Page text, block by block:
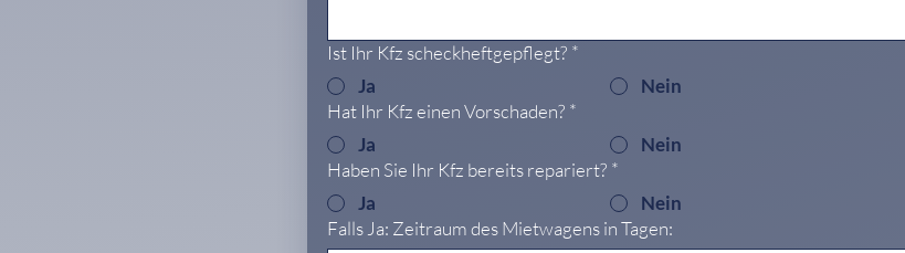
Ist Ihr Kfz scheckheftgepflegt? *
Ja
Nein
Hat Ihr Kfz einen Vorschaden? *
Ja
Nein
Haben Sie Ihr Kfz bereits repariert? *
Ja
Nein
Falls Ja: Zeitraum des Mietwagens in Tagen: